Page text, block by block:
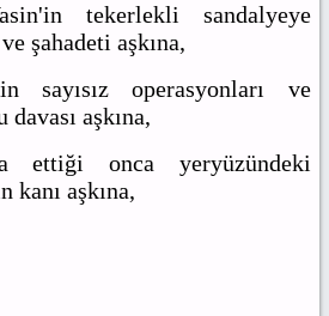
tekerlekli sandalyeye
şahadeti aşkına,
sayısız operasyonları ve
aşkına,
ettiği onca yeryüzündeki
kanı aşkına,